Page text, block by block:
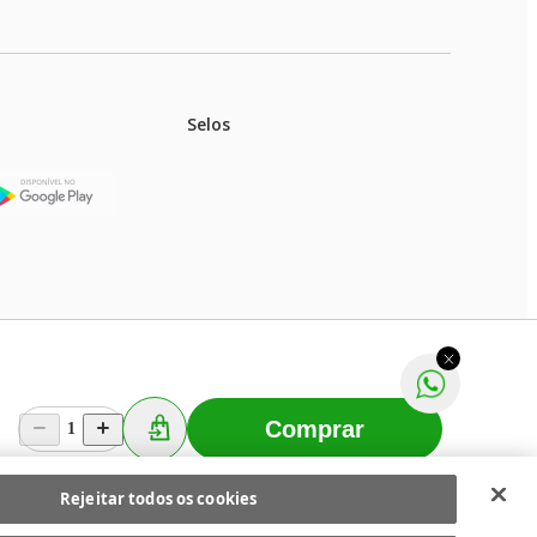
1 Comprar
Selos
na rede de lojas físicas.
prévio. Fast Shop S. A. CNPJ: 43.708.379/0001-
Fast Shop - Todos os direitos reservadosRF
Selecionar os Cookies
Rejeitar todos os cookies